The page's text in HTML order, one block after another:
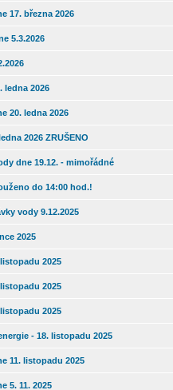
17. března 2026
5.3.2026
ledna 2026
20. ledna 2026
2026 ZRUŠENO
dne 19.12. - mimořádné
do 14:00 hod.!
vody 9.12.2025
2025
2025
2025
2025
- 18. listopadu 2025
11. listopadu 2025
5. 11. 2025